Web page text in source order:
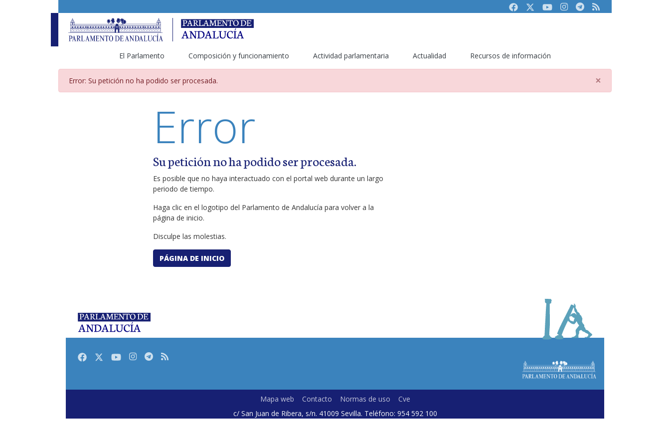
FacebookTwitterYoutubeInstagram
Telegram
RSS
El Parlamento Composición y funcionamiento Actividad parlamentaria Actualidad Recursos de información
Página de error
Error: Su petición no ha podido ser procesada. ×
Error
Su petición no ha podido ser procesada.
Es posible que no haya interactuado con el portal web durante un largo
periodo de tiempo.
Haga clic en el logotipo del Parlamento de Andalucía para volver a la
página de inicio.
Disculpe las molestias.
PÁGINA DE INICIO
FacebookTwitterYoutubeInstagram
Telegram
RSS
Mapa web Contacto Normas de uso
Cve
c/ San Juan de Ribera, s/n. 41009 Sevilla. Teléfono: 954 592 100